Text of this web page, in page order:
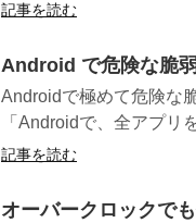
記事を読む
Android で危険な脆
Androidで極めて危険な
「Androidで、全アプリ
記事を読む
オーバークロックで